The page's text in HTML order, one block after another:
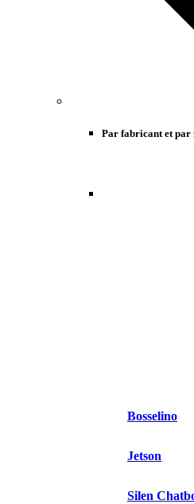
Par fabricant et par
Bosselino
Jetson
Silen